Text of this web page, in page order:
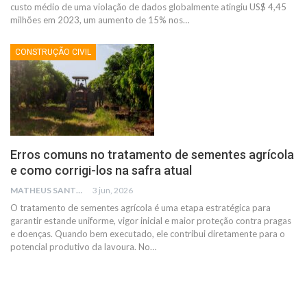
custo médio de uma violação de dados globalmente atingiu US$ 4,45
milhões em 2023, um aumento de 15% nos…
CONSTRUÇÃO CIVIL
Erros comuns no tratamento de sementes agrícola
e como corrigi-los na safra atual
MATHEUS SANTOS 3 jun, 2026
O tratamento de sementes agrícola é uma etapa estratégica para
garantir estande uniforme, vigor inicial e maior proteção contra pragas
e doenças. Quando bem executado, ele contribui diretamente para o
potencial produtivo da lavoura. No…